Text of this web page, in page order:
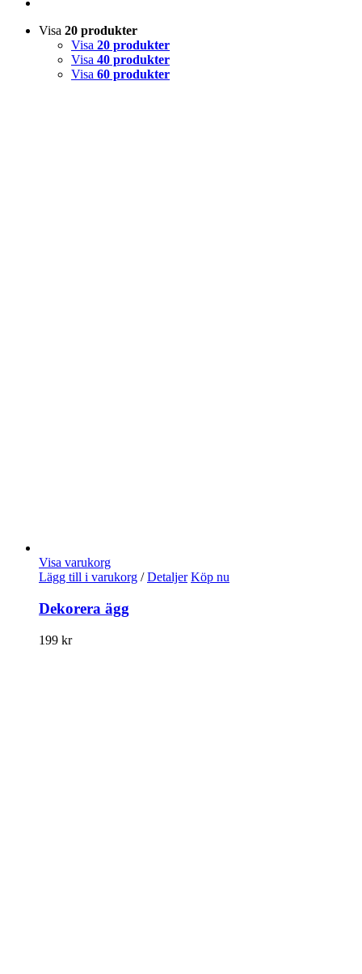
Visa 20 produkter
Visa 20 produkter
Visa 40 produkter
Visa 60 produkter
Visa varukorg
Lägg till i varukorg / Detaljer Köp nu
Dekorera ägg
199 kr